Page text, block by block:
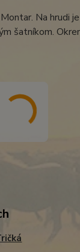
Na
šatníkom.